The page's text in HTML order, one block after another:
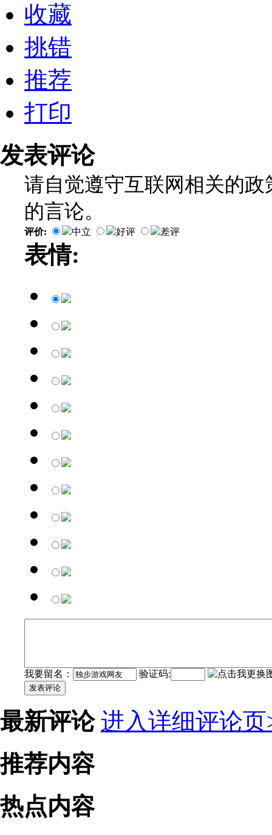
收藏
挑错
推荐
打印
发表评论
请自觉遵守互联网相关的
的言论。
评价: 中立 好评 差评
表情:
我要留名： 验证码:
发表评论
最新评论 进入详细评论页
推荐内容
热点内容